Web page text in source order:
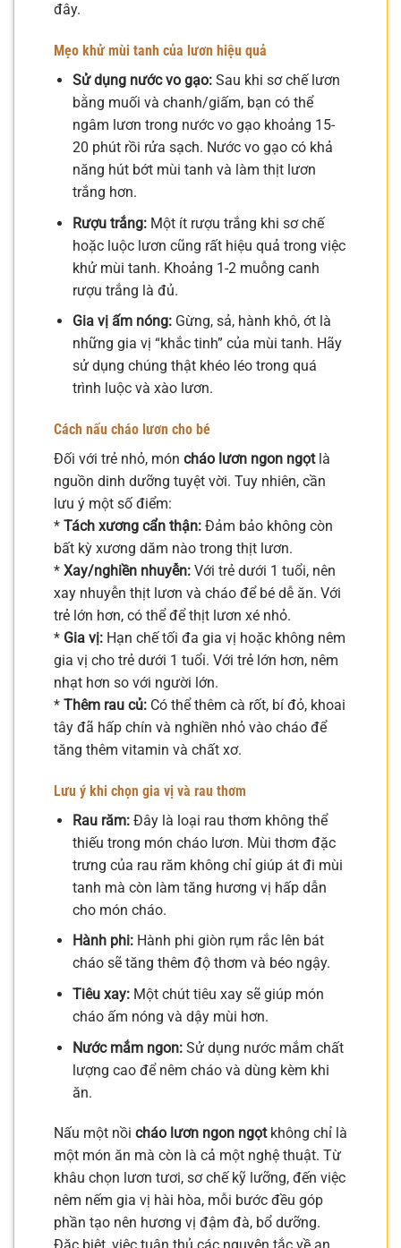
đây.
Mẹo khử mùi tanh của lươn hiệu quả
Sử dụng nước vo gạo:Sau khi sơ chế lươn
bằng muối và chanh/giấm, bạn có thể
ngâm lươn trong nước vo gạo khoảng 15-
20 phút rồi rửa sạch. Nước vo gạo có khả
năng hút bớt mùi tanh và làm thịt lươn
trắng hơn.
Rượu trắng:Một ít rượu trắng khi sơ chế
hoặc luộc lươn cũng rất hiệu quả trong việc
khử mùi tanh. Khoảng 1-2 muỗng canh
rượu trắng là đủ.
Gia vị ấm nóng:Gừng, sả, hành khô, ớt là
những gia vị “khắc tinh” của mùi tanh. Hãy
sử dụng chúng thật khéo léo trong quá
trình luộc và xào lươn.
Cách nấu cháo lươn cho bé
Đối với trẻ nhỏ, món cháo lươn ngon ngọtlà
nguồn dinh dưỡng tuyệt vời. Tuy nhiên, cần
lưu ý một số điểm:
* Tách xương cẩn thận: Đảm bảo không còn
bất kỳ xương dăm nào trong thịt lươn.
* Xay/nghiền nhuyễn: Với trẻ dưới 1 tuổi, nên
xay nhuyễn thịt lươn và cháo để bé dễ ăn. Với
trẻ lớn hơn, có thể để thịt lươn xé nhỏ.
* Gia vị: Hạn chế tối đa gia vị hoặc không nêm
gia vị cho trẻ dưới 1 tuổi. Với trẻ lớn hơn, nêm
nhạt hơn so với người lớn.
* Thêm rau củ: Có thể thêm cà rốt, bí đỏ, khoai
tây đã hấp chín và nghiền nhỏ vào cháo để
tăng thêm vitamin và chất xơ.
Lưu ý khi chọn gia vị và rau thơm
Rau răm:Đây là loại rau thơm không thể
thiếu trong món cháo lươn. Mùi thơm đặc
trưng của rau răm không chỉ giúp át đi mùi
tanh mà còn làm tăng hương vị hấp dẫn
cho món cháo.
Hành phi:Hành phi giòn rụm rắc lên bát
cháo sẽ tăng thêm độ thơm và béo ngậy.
Tiêu xay:Một chút tiêu xay sẽ giúp món
cháo ấm nóng và dậy mùi hơn.
Nước mắm ngon:Sử dụng nước mắm chất
lượng cao để nêm cháo và dùng kèm khi
ăn.
Nấu một nồi cháo lươn ngon ngọtkhông chỉ là
một món ăn mà còn là cả một nghệ thuật. Từ
khâu chọn lươn tươi, sơ chế kỹ lưỡng, đến việc
nêm nếm gia vị hài hòa, mỗi bước đều góp
phần tạo nên hương vị đậm đà, bổ dưỡng.